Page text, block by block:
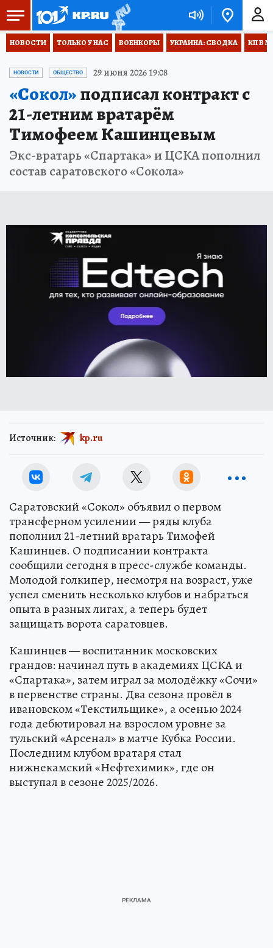
НОВОСТИ ТОЛЬКО У НАС ВОЕНКОРЫ УКРАИНА: СВОДКА КП В
НОВОСТИ ОБЩЕСТВО 29 июня 2026 19:08
«Сокол»подписал контракт с
21-летним вратарём
Тимофеем Кашинцевым
Экс-вратарь «Спартака» и ЦСКА пополнил
состав саратовского «Сокола»
Источник: kp.ru
Саратовский «Сокол» объявил о первом
трансферном усилении — ряды клуба
пополнил 21-летний вратарь Тимофей
Кашинцев. О подписании контракта
сообщили сегодня в пресс-службе команды.
Молодой голкипер, несмотря на возраст, уже
успел сменить несколько клубов и набраться
опыта в разных лигах, а теперь будет
защищать ворота саратовцев.
Кашинцев — воспитанник московских
грандов: начинал путь в академиях ЦСКА и
«Спартака», затем играл за молодёжку «Сочи»
в первенстве страны. Два сезона провёл в
ивановском «Текстильщике», а осенью 2024
года дебютировал на взрослом уровне за
тульский «Арсенал» в матче Кубка России.
Последним клубом вратаря стал
нижнекамский «Нефтехимик», где он
выступал в сезоне 2025/2026.